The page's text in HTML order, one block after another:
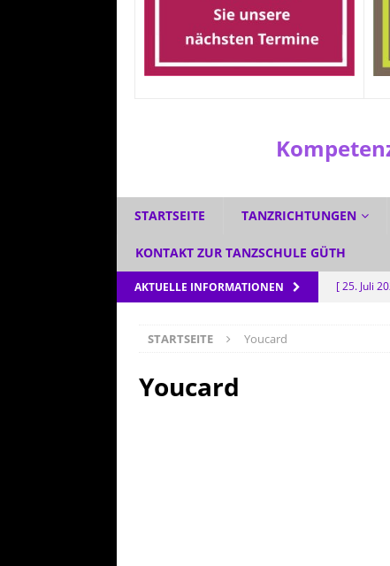
STARTSEITE TANZRICHTUNGEN
KONTAKT ZUR TANZSCHULE GÜTH
AKTUELLE INFORMATIONEN [ 25. Juli
STARTSEITE Youcard
Youcard